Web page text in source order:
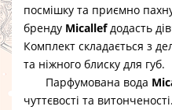
посмішку та приємно
бренду Micallefдодасть
Комплект складається з
та ніжного блиску для губ.
Парфумована вода
чуттєвості та